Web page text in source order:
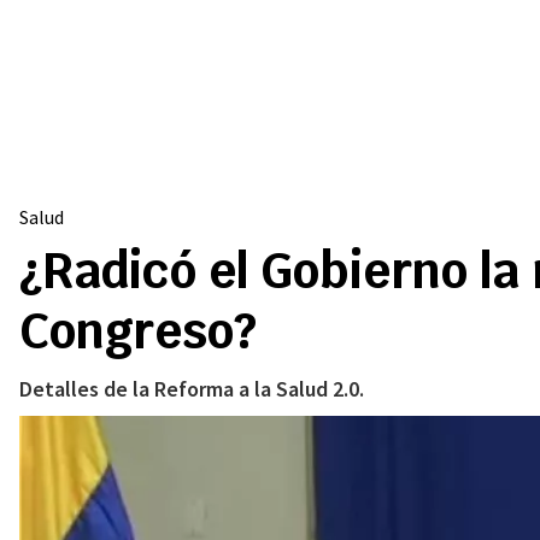
Salud
¿Radicó el Gobierno
Congreso?
Detalles de la Reforma a la Salud 2.0.